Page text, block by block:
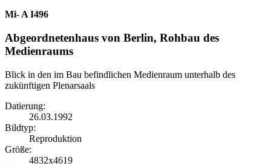
Mi- A I496
Abgeordnetenhaus von Berlin, Rohbau des
Medienraums
Blick in den im Bau befindlichen Medienraum unterhalb des
zukünftigen Plenarsaals
Datierung:
26.03.1992
Bildtyp:
Reproduktion
Größe:
4832x4619